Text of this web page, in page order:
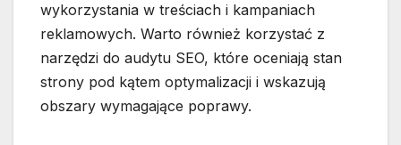
wykorzystania w treściach i kampaniach
reklamowych. Warto również korzystać z
narzędzi do audytu SEO, które oceniają stan
strony pod kątem optymalizacji i wskazują
obszary wymagające poprawy.